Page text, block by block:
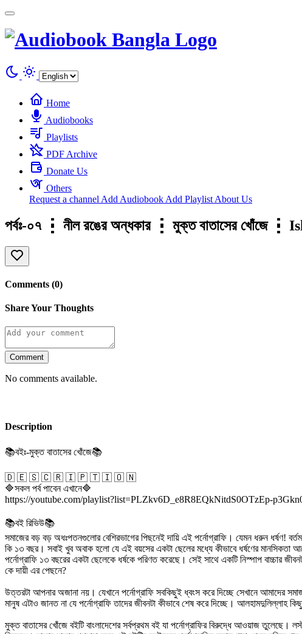
Home
Audiobooks
Playlists
PDF Archive
Donate Us
Others
Request a channel Add Audiobook Add Playlist About Us
পর্বঃ-০৭ ┇ নীল রঙের অন্ধকার ┇ মুক্ত বাতাসের খোঁজে
Comments (0)
Share Your Thoughts
Comment
No comments available.
Description
📚বইঃ-মুক্ত বাতাসের খোঁজে📚
🇩 🇪 🇸 🇨 🇷 🇮 🇵 🇹 🇮 🇴 🇳
🔷সকল পর্ব পাবেন এখানে🔷
https://youtube.com/playlist?list=PLZkv6D_e8R8EQkNitdS0OTzEp-
📚বই রিভিউ📚
সমাজের বড় বড় অধঃপতনগুলোর বেশিরভাগের পিছনেই দায়ি এই পর্নোগ্রাফি। যেমন ধরুন ধর্ষণ!
কি ১৩ বছর। সবাই খুব অবাক হলো যে এই বয়সের একটা ছেলের মধ্যে কীভাবে ধর্ষণের মানসিকতা
পর্নোগ্রাফি ১৩ বছরের একটা ছেলেকে ধর্ষকে পরিণত করেছে। সেই সাথে একটি নিস্পাপ বাচ্চার
কে দায়ী এর পেছনে?
উত্তরটা আপনার অজানা নয়। যেখানে পর্নোগ্রাফি সবকিছুই ধ্বংস করে দিচ্ছে সেখানে আমাদের
মানুষ এটাও জানত না যে পর্নোগ্রাফি তাদের জীবনটা কীভাবে শেষ করে দিচ্ছে।
মুক্ত বাতাসের খোঁজে বইটি বাংলাদেশের সর্বপ্রথম বই যা পর্নোগ্রাফির বিরুদ্ধে আওয়াজ তুলেছে।